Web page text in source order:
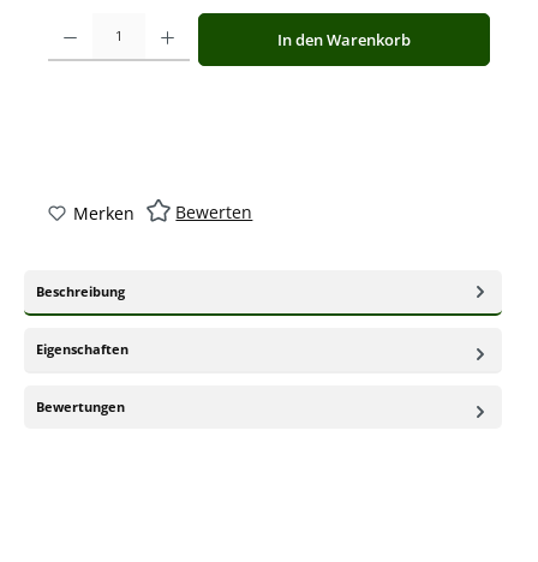
Produkt Anzahl: Gib den gewünschten Wert ein oder benutze die
In den Warenkorb
Merken Bewerten
Beschreibung
Eigenschaften
Bewertungen